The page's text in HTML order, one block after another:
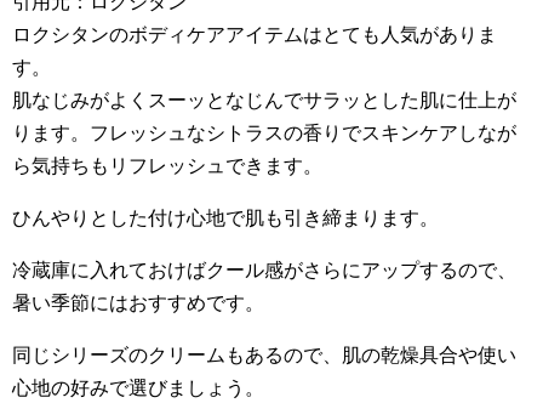
ロクシタンのボディケアアイテムはとても人気がありま
す。
肌なじみがよくスーッとなじんでサラッとした肌に仕上が
ります。フレッシュなシトラスの香りでスキンケアしなが
ら気持ちもリフレッシュできます。
ひんやりとした付け心地で肌も引き締まります。
冷蔵庫に入れておけばクール感がさらにアップするので、
暑い季節にはおすすめです。
同じシリーズのクリームもあるので、肌の乾燥具合や使い
心地の好みで選びましょう。